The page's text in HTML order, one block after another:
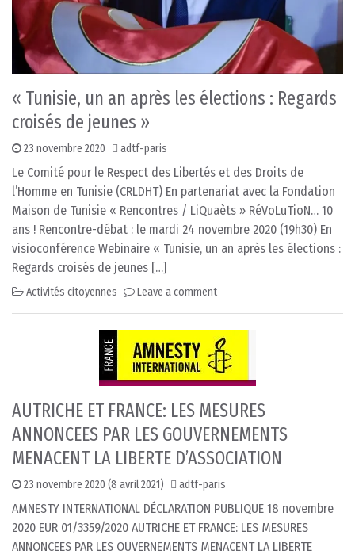
« Tunisie, un an après les élections : Regards
croisés de jeunes »
23 novembre 2020 adtf-paris
Le Comité pour le Respect des Libertés et des Droits de
l’Homme en Tunisie (CRLDHT) En partenariat avec la Fondation
Maison de Tunisie « Rencontres / LiQuaèts » RéVoLuTioN… 10
ans ! Rencontre-débat : le mardi 24 novembre 2020 (19h30) En
visioconférence Webinaire « Tunisie, un an après les élections :
Regards croisés de jeunes […]
Activités citoyennes Leave a comment
AUTRICHE ET FRANCE: LES MESURES
ANNONCEES PAR LES GOUVERNEMENTS
MENACENT LA LIBERTE D’ASSOCIATION
23 novembre 2020 (8 avril 2021) adtf-paris
AMNESTY INTERNATIONAL DÉCLARATION PUBLIQUE 18 novembre
2020 EUR 01/3359/2020 AUTRICHE ET FRANCE: LES MESURES
ANNONCEES PAR LES OUVERNEMENTS MENACENT LA LIBERTE